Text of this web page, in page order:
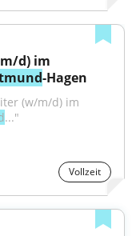
d) im
-Hagen
(w⁠/⁠m⁠/⁠d) im
..."
Vollzeit